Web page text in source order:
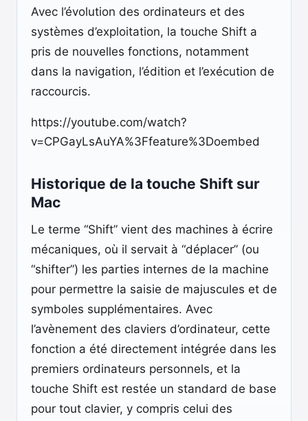
Avec l’évolution des ordinateurs et des
systèmes d’exploitation, la touche Shift a
pris de nouvelles fonctions, notamment
dans la navigation, l’édition et l’exécution de
raccourcis.
https://youtube.com/watch?
v=CPGayLsAuYA%3Ffeature%3Doembed
Historique de la touche Shift sur
Mac
Le terme “Shift” vient des machines à écrire
mécaniques, où il servait à “déplacer” (ou
“shifter”) les parties internes de la machine
pour permettre la saisie de majuscules et de
symboles supplémentaires. Avec
l’avènement des claviers d’ordinateur, cette
fonction a été directement intégrée dans les
premiers ordinateurs personnels, et la
touche Shift est restée un standard de base
pour tout clavier, y compris celui des